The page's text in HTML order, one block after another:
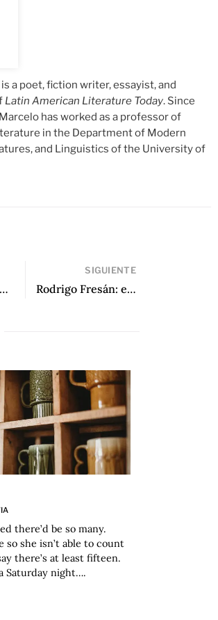
is a poet, fiction writer, essayist, and
Latin American Literature Today. Since
has worked as a professor of
in the Department of Modern
and Linguistics of the University of
Nota Bene: Marzo 2023 por LALT Team
SIGUIENTE
Rodrigo Fresán: el gran anfitrión de la literatura (Introducción a un dossier imposible)
there’d be so many.
so she isn’t able to count
there’s at least fifteen.
Saturday night….